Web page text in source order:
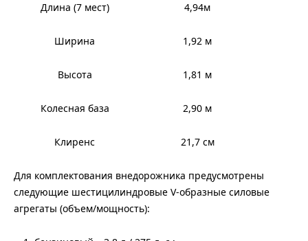
Длина (7 мест) 4,94м
Ширина 1,92 м
Высота 1,81 м
Колесная база 2,90 м
Клиренс 21,7 см
Для комплектования внедорожника предусмотрены
следующие шестицилиндровые V-образные силовые
агрегаты (объем/мощность):